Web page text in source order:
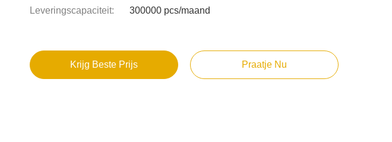
Leveringscapaciteit: 300000 pcs/maand
Krijg Beste Prijs Praatje Nu